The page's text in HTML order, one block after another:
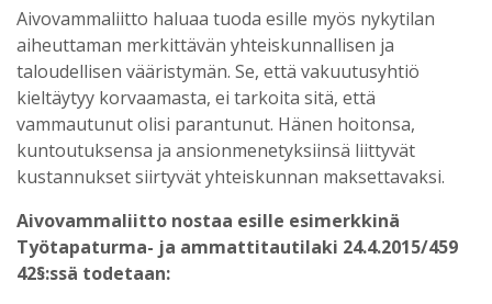
Aivovammaliitto haluaa tuoda esille myös nykytilan
aiheuttaman merkittävän yhteiskunnallisen ja
taloudellisen vääristymän. Se, että vakuutusyhtiö
kieltäytyy korvaamasta, ei tarkoita sitä, että
vammautunut olisi parantunut. Hänen hoitonsa,
kuntoutuksensa ja ansionmenetyksiinsä liittyvät
kustannukset siirtyvät yhteiskunnan maksettavaksi.
Aivovammaliitto nostaa esille esimerkkinä
Työtapaturma- ja ammattitautilaki 24.4.2015/459
42§:ssä todetaan: